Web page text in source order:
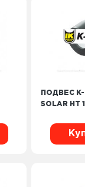
ПОДВЕС K-
SOLAR HT